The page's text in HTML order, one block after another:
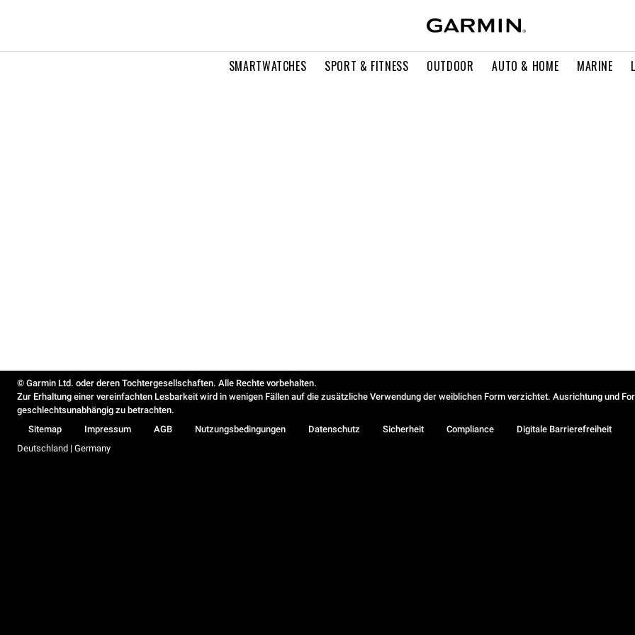
SMARTWATCHES SPORT & FITNESS OUTDOOR AUTO & HOME MARINE
© Garmin Ltd. oder deren Tochtergesellschaften. Alle Rechte vorbehalten.
Zur Erhaltung einer vereinfachten Lesbarkeit wird in wenigen Fällen auf die zusätzliche Verwendung der weiblichen Form verzichtet. Ausrichtung und
geschlechtsunabhängig zu betrachten.
Sitemap
Impressum AGB Nutzungsbedingungen Datenschutz Sicherheit Compliance
Digitale Barrierefreiheit
Deutschland | Germany